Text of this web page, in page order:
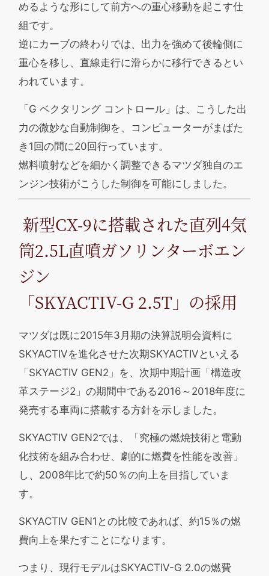
めるような形にして前方への重心移動を起こす仕
組です。
逆にカーブの終わりでは、出力を強めて後輪側に
重心を移し、直線走行に滑らかに移行できるとい
われています。
「G ベクタリング コントロール」は、こうした出
力の微妙な自動制御を、コンピューターがまばた
き1回の間に20回行っています。
燃料噴射などを細かく調整できるマツダ独自のエ
ンジン技術がこうした制御を可能にしました。
新型CX-9に搭載された直列4気
筒2.5L直噴ガソリンターボエン
ジン
「SKYACTIV-G 2.5T」の採用
マツダは既に2015年3月期の決算説明会資料に
SKYACTIVを進化させた次期SKYACTIVといえる
「SKYACTIV GEN2」を、次期中期計画「構造改
革ステージ2」の期間中である2016～2018年度に
発売する車両に搭載する方針を示しました。
SKYACTIV GEN2では、「究極の燃焼技術と電動
化技術を組み合わせ、劇的に燃費を性能を改善」
し、2008年比で約50％の向上を目指していま
す。
SKYACTIV GEN1との比較であれば、約15％の燃
費向上を果たすことになります。
つまり、現行モデルはSKYACTIV-G 2.0の燃費